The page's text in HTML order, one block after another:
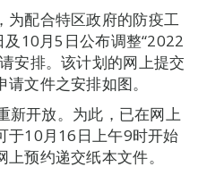
为配合特区政府的防疫工
10月5日公布调整“2022
安排。该计划的网上提交
文件之安排如图。
新开放。为此，已在网上
于10月16日上午9时开始
预约递交纸本文件。